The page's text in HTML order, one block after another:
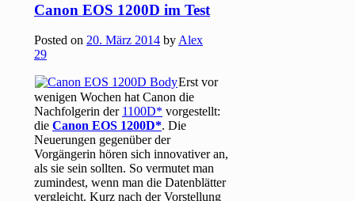
Canon EOS 1200D im Test
Posted on 20. März 2014 by Alex
29
Erst vor
wenigen Wochen hat Canon die
Nachfolgerin der 1100D
vorgestellt:
dieCanon EOS 1200D . Die
Neuerungen gegenüber der
Vorgängerin hören sich innovativer an,
als sie sein sollten. So vermutet man
zumindest, wenn man die Datenblätter
vergleicht. Kurz nach der Vorstellung